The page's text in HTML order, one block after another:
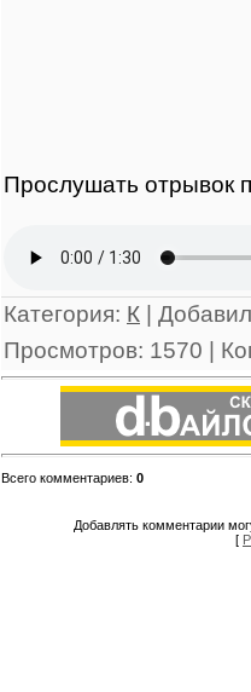
Прослушать отрывок
Категория: К | Добавил
Просмотров: 1570 |
Всего комментариев: 0
Добавлять комментарии
[